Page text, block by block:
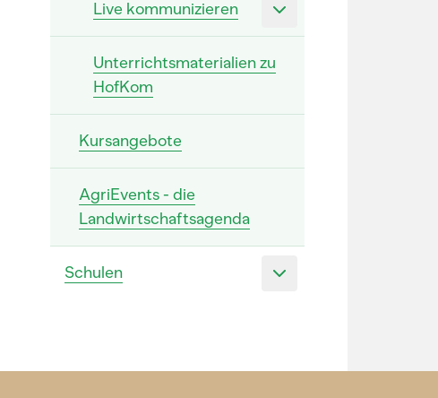
Live kommunizieren
Unterrichtsmaterialien zu
HofKom
Kursangebote
AgriEvents - die
Landwirtschaftsagenda
Schulen